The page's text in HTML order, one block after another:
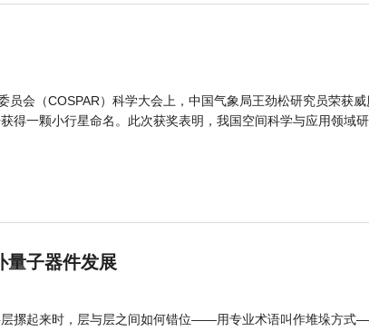
会（COSPAR）科学大会上，中国气象局王劲松研究员荣获威
得一颗小行星命名。此次获奖表明，我国空间科学与应用领域
量子器件发展
层摞起来时，层与层之间如何错位——用专业术语叫作堆垛方